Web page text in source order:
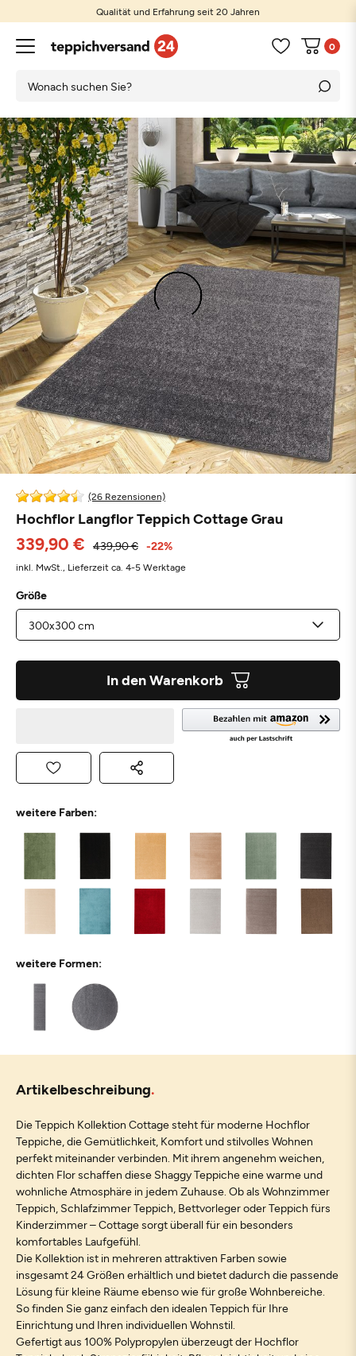
Qualität und Erfahrung seit 20 Jahren
0
(26 Rezensionen)
Hochflor Langflor Teppich Cottage Grau
339,90 € 439,90 € -22%
inkl. MwSt., Lieferzeit ca. 4-5 Werktage
Größe
In den Warenkorb
weitere Farben:
weitere Formen:
Artikelbeschreibung
Die Teppich Kollektion Cottage steht für moderne Hochflor
Teppiche, die Gemütlichkeit, Komfort und stilvolles Wohnen
perfekt miteinander verbinden. Mit ihrem angenehm weichen,
dichten Flor schaffen diese Shaggy Teppiche eine warme und
wohnliche Atmosphäre in jedem Zuhause. Ob als Wohnzimmer
Teppich, Schlafzimmer Teppich, Bettvorleger oder Teppich fürs
Kinderzimmer – Cottage sorgt überall für ein besonders
komfortables Laufgefühl.
Die Kollektion ist in mehreren attraktiven Farben sowie
insgesamt 24 Größen erhältlich und bietet dadurch die passende
Lösung für kleine Räume ebenso wie für große Wohnbereiche.
So finden Sie ganz einfach den idealen Teppich für Ihre
Einrichtung und Ihren individuellen Wohnstil.
Gefertigt aus 100% Polypropylen überzeugt der Hochflor